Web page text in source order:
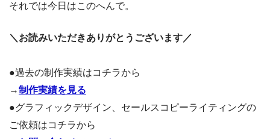
それでは今日はこのへんで。
＼お読みいただきありがとうございます／
●過去の制作実績はコチラから
→制作実績を見る
●グラフィックデザイン、セールスコピーライティングの
ご依頼はコチラから